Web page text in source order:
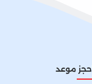
احجز موعد